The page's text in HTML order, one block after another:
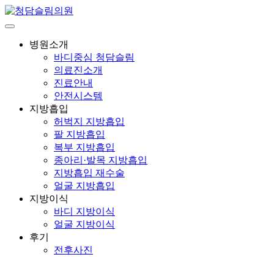
병원소개
바디중심 청담슬림
의료진소개
진료안내
안전시스템
지방흡입
허벅지 지방흡입
팔 지방흡입
복부 지방흡입
종아리·발목 지방흡입
지방흡입 재수술
얼굴 지방흡입
지방이식
바디 지방이식
얼굴 지방이식
후기
전후사진